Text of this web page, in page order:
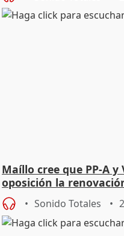
Maíllo cree que PP-A
oposición la
Defensor
Sonido Totales